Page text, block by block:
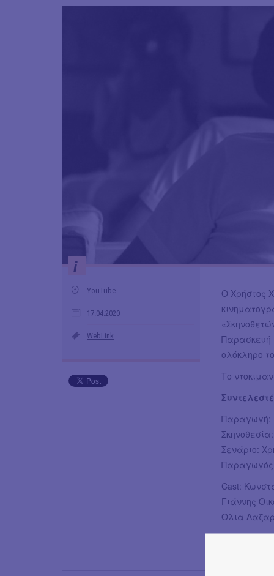
i
YouTube
17.04.2020
WebLink
Ο Χρήστος
Παρασκευή
ολόκληρο
Το
Παραγωγή:
Σενάριο:
Cast:
Γιάννης
Όλια
2011 |